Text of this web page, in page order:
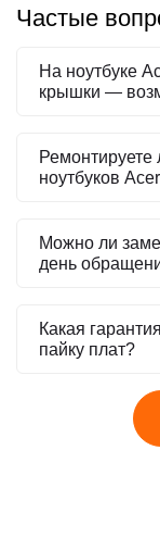
Частые
На ноутбуке
крышки —
ноутбуков
Можно ли
день
Какая
пайку плат?